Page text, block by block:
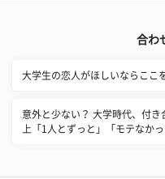
合わ
大学生の恋人がほしいならここ
意外と少ない？ 大学時代、付
上「1人とずっと」「モテなかっ